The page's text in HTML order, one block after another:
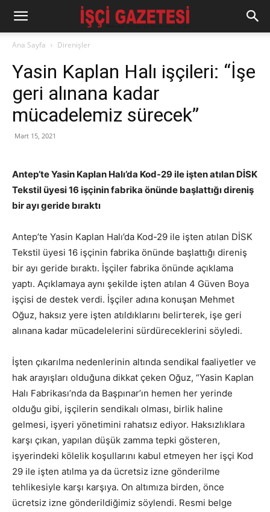
Ana Sayfa Direnişler
Yasin Kaplan Halı işçileri: “İşe
geri alınana kadar
mücadelemiz sürecek”
Mart 15, 2021
Antep’te Yasin Kaplan Halı’da Kod-29 ile işten atılan DİSK
Tekstil üyesi 16 işçinin fabrika önünde başlattığı direniş
bir ayı geride bıraktı
Antep’te Yasin Kaplan Halı’da Kod-29 ile işten atılan DİSK
Tekstil üyesi 16 işçinin fabrika önünde başlattığı direniş
bir ayı geride bıraktı. İşçiler fabrika önünde açıklama
yaptı. Açıklamaya aynı şekilde işten atılan 4 Güven Boya
işçisi de destek verdi. İşçiler adına konuşan Mehmet
Oğuz, haksız yere işten atıldıklarını belirterek, işe geri
alınana kadar mücadelelerini sürdüreceklerini söyledi.
İşten çıkarılma nedenlerinin altında sendikal faaliyetler ve
hak arayışları olduğuna dikkat çeken Oğuz, “Yasin Kaplan
Halı Fabrikası’nda da Başpınar’ın hemen her yerinde
olduğu gibi, işçilerin sendikalı olması, birlik haline
gelmesi, işyeri yönetimini rahatsız ediyor. Haksızlıklara
karşı çıkan, yapılan düşük zamma tepki gösteren,
işyerindeki kölelik koşullarını kabul etmeyen her işçi Kod
29 ile işten atılma ya da ücretsiz izne gönderilme
tehlikesiyle karşı karşıya. On altımıza birden, önce
ücretsiz izne gönderildiğimiz söylendi. Resmi belge